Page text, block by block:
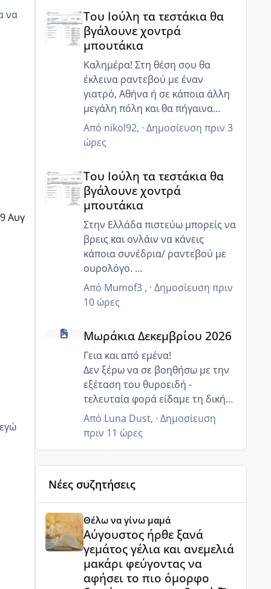
Αυγ
μου να περάσετε καλά !!!
Του Ιούλη τα τεστάκια θα
βγάλουνε χοντρά
μπουτάκια
Καλημέρα! Στη θέση σου θα
έκλεινα ραντεβού με έναν
γιατρό, Αθήνα ή σε κάποια άλλη
μεγάλη πόλη και θα πήγαινα
έστω αυθημερόν!! Για δες το
Από nikol92, · Δημοσίευση πριν 3
ώρες
Του Ιούλη τα τεστάκια θα
βγάλουνε χοντρά
μπουτάκια
Στην Ελλάδα πιστεύω μπορείς να
βρεις και ονλάιν να κάνεις
κάποια συνέδρια/ ραντεβού με
ουρολόγο.
Ευτυχώς η τεχνολογία βοηθάει
☺️
κ εγώ που μένω Γερμανία και
ειδικότητα μου πρότειναν
ονλάιν.
Από Mumof3 , · Δημοσίευση πριν
10 ώρες
Μωράκια Δεκεμβρίου 2026
Μωράκια Δεκεμβρίου 2026
Γεια και από εμένα!
Δεν ξέρω να σε βοηθήσω με την
εξέταση του θυροειδή -
τελευταία φορά είδαμε τη δική
μου τον Μάιο και ήταν εντάξει,
δεν την εχει βάλει ο
γυναικολόγος μου στις μηνιαίες
εντοπίσατε και θα σε
καθοδηγήσει η ενδοκρινολογος
και η γυναικολόγος.
Για τα κιλά νομίζω ότι οι γιατροί
δεν θέλουν να παίρνουμε πολύ
βάρος έτσι κι αλλιώς, δεν ξέρω
βέβαια πώς το εννοείς το πολύ. Κ
Από Luna Dust, · Δημοσίευση
πριν 11 ώρες
Νέες συζητήσεις
Αύγουστος ήρθε ξανά γεμάτος γέλια και
Θέλω να γίνω μαμά
Αύγουστος ήρθε ξανά
γεμάτος γέλια και ανεμελιά
μακάρι φεύγοντας να
αφήσει το πιο όμορφο